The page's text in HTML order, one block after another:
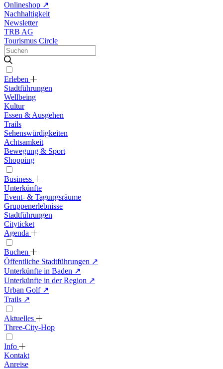
Onlineshop ↗
Nachhaltigkeit
Newsletter
TRB AG
Tourismus Circle
Erleben
Stadtführungen
Wellbeing
Kultur
Essen & Ausgehen
Trails
Sehenswürdigkeiten
Achtsamkeit
Bewegung & Sport
Shopping
Business
Unterkünfte
Event- & Tagungsräume
Gruppenerlebnisse
Stadtführungen
Cityticket
Agenda
Buchen
Öffentliche Stadtführungen ↗
Unterkünfte in Baden ↗
Unterkünfte in der Region ↗
Urban Golf ↗
Trails ↗
Aktuelles
Three-City-Hop
Info
Kontakt
Anreise